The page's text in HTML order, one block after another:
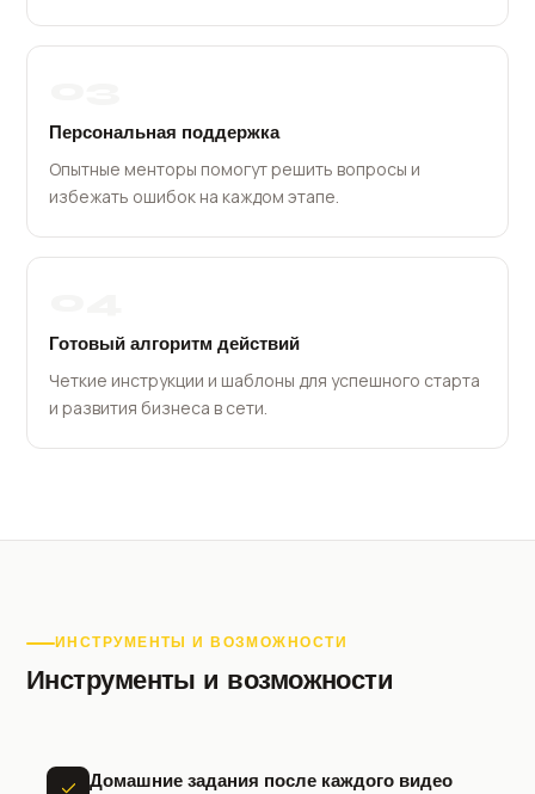
Персональная поддержка
Опытные менторы помогут решить вопросы и
избежать ошибок на каждом этапе.
Готовый алгоритм действий
Четкие инструкции и шаблоны для успешного старта
и развития бизнеса в сети.
ИНСТРУМЕНТЫ И ВОЗМОЖНОСТИ
Инструменты и возможности
Домашние задания после каждого видео